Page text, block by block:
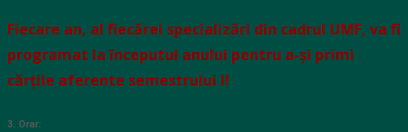
Fiecare an, al fiecărei specializări din cadrul UMF, va fi
programat la începutul anului pentru a-și primi
cărțile aferente semestrului I!
3. Orar: